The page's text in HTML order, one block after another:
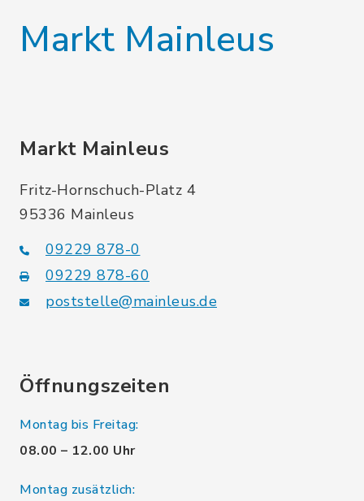
Markt Mainleus
Markt Mainleus
Fritz-Hornschuch-Platz 4
95336 Mainleus
09229 878-0
09229 878-60
poststelle@mainleus.de
Öffnungszeiten
Montag bis Freitag:
08.00 – 12.00 Uhr
Montag zusätzlich: